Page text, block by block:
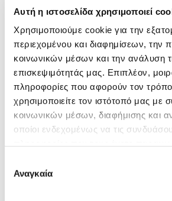
Αυτή η ιστοσελίδα χρησιμοποιεί
Χρησιμοποιούμε cookie για την
περιεχομένου και διαφημίσεων, την
κοινωνικών μέσων και την ανάλυση
επισκεψιμότητάς μας. Επιπλέον,
πληροφορίες που αφορούν τον
χρησιμοποιείτε τον ιστότοπό μας με
κοινωνικών μέσων, διαφήμισης και
οποίοι ενδεχομένως να τις
των υπηρεσιών τους.
συγκατάθεσης
Αναγκαία